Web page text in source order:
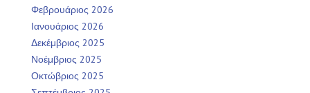
Φεβρουάριος 2026
Ιανουάριος 2026
Δεκέμβριος 2025
Νοέμβριος 2025
Οκτώβριος 2025